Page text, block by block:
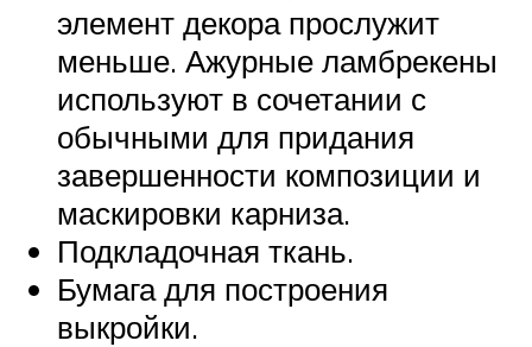
элемент декора прослужит
меньше. Ажурные ламбрекены
используют в сочетании с
обычными для придания
завершенности композиции и
маскировки карниза.
Подкладочная ткань.
Бумага для построения
выкройки.